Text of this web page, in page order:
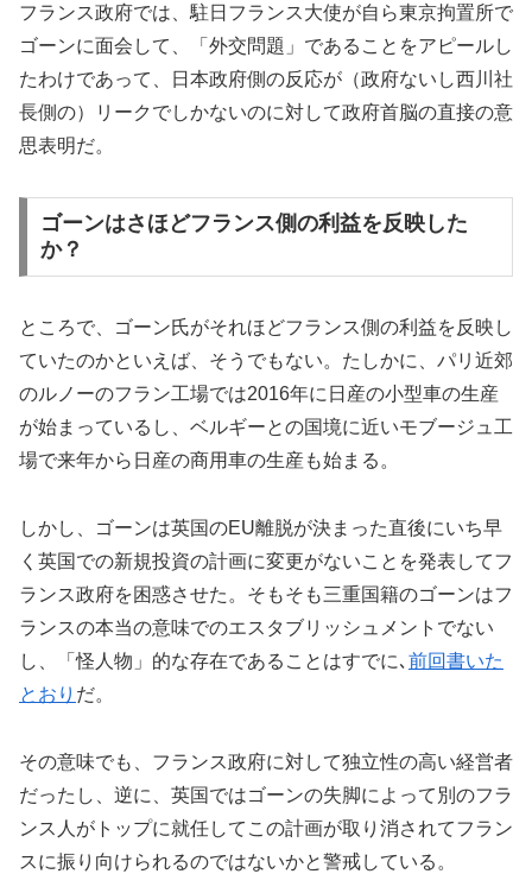
フランス政府では、駐日フランス大使が自ら東京拘置所で
ゴーンに面会して、「外交問題」であることをアピールし
たわけであって、日本政府側の反応が（政府ないし西川社
長側の）リークでしかないのに対して政府首脳の直接の意
思表明だ。
ゴーンはさほどフランス側の利益を反映した
か？
ところで、ゴーン氏がそれほどフランス側の利益を反映し
ていたのかといえば、そうでもない。たしかに、パリ近郊
のルノーのフラン工場では2016年に日産の小型車の生産
が始まっているし、ベルギーとの国境に近いモブージュ工
場で来年から日産の商用車の生産も始まる。
しかし、ゴーンは英国のEU離脱が決まった直後にいち早
く英国での新規投資の計画に変更がないことを発表してフ
ランス政府を困惑させた。そもそも三重国籍のゴーンはフ
ランスの本当の意味でのエスタブリッシュメントでない
し、「怪人物」的な存在であることはすでに､ 前回書いた
とおり だ。
その意味でも、フランス政府に対して独立性の高い経営者
だったし、逆に、英国ではゴーンの失脚によって別のフラ
ンス人がトップに就任してこの計画が取り消されてフラン
スに振り向けられるのではないかと警戒している。